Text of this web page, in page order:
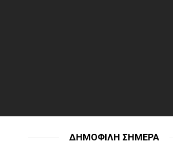
ΔΗΜΟΦΙΛΗ ΣΗΜΕΡΑ